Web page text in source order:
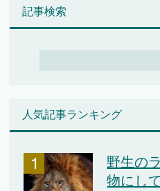
記事検索
人気記事ランキング
野生の
物にし